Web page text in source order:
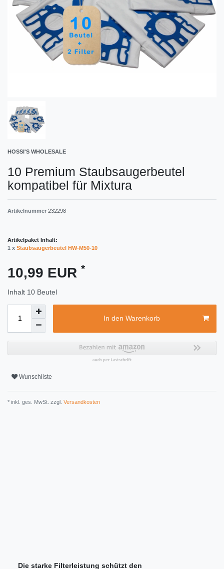
HOSSI'S WHOLESALE
10 Premium Staubsaugerbeutel
kompatibel für Mixtura
Artikelnummer 232298
Artikelpaket Inhalt:
1 x Staubsaugerbeutel HW-M50-10
10,99 EUR *
Inhalt 10 Beutel
In den Warenkorb
Wunschliste
* inkl. ges. MwSt. zzgl. Versandkosten
Die starke Filterleistung schützt den